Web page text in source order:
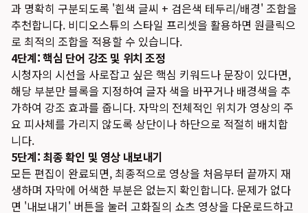
과 명확히 구분되도록 '흰색 글씨 + 검은색 테두리/배경' 조합을
추천합니다. 비디오스튜의 스타일 프리셋을 활용하면 원클릭으
로 최적의 조합을 적용할 수 있습니다.
4단계: 핵심 단어 강조 및 위치 조정
시청자의 시선을 사로잡고 싶은 핵심 키워드나 문장이 있다면,
해당 부분만 블록을 지정하여 글자 색을 바꾸거나 배경색을 추
가하여 강조 효과를 줍니다. 자막의 전체적인 위치가 영상의 주
요 피사체를 가리지 않도록 상단이나 하단으로 적절히 배치합
니다.
5단계: 최종 확인 및 영상 내보내기
모든 편집이 완료되면, 최종적으로 영상을 처음부터 끝까지 재
생하며 자막에 어색한 부분은 없는지 확인합니다. 문제가 없다
면 '내보내기' 버튼을 눌러 고화질의 쇼츠 영상을 다운로드하고